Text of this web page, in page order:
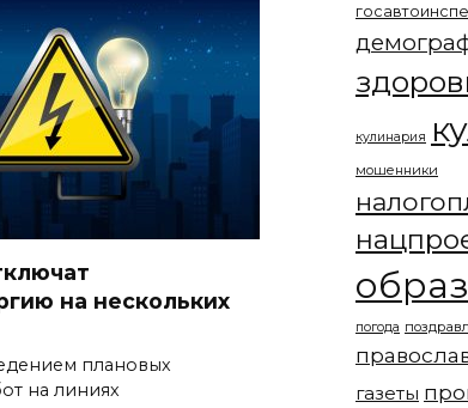
на нескольких
плановых
на линиях
кулинария
мошенники
погода
газеты